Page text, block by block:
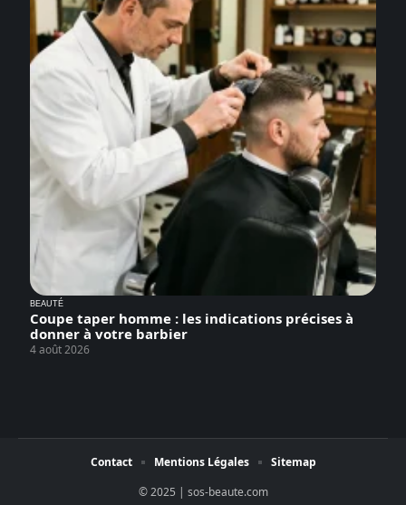
BEAUTÉ
Coupe taper homme : les indications précises à
donner à votre barbier
4 août 2026
© 2025 | sos-beaute.com
Contact Mentions Légales Sitemap